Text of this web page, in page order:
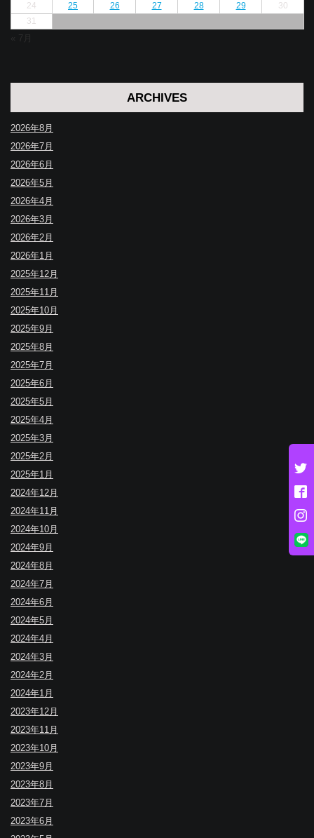
24
25 26 27 28 29
30
31
« 7月
ARCHIVES
2026年8月
2026年7月
2026年6月
2026年5月
2026年4月
2026年3月
2026年2月
2026年1月
2025年12月
2025年11月
2025年10月
2025年9月
2025年8月
2025年7月
2025年6月
2025年5月
2025年4月
2025年3月
2025年2月
2025年1月
2024年12月
2024年11月
2024年10月
2024年9月
2024年8月
2024年7月
2024年6月
2024年5月
2024年4月
2024年3月
2024年2月
2024年1月
2023年12月
2023年11月
2023年10月
2023年9月
2023年8月
2023年7月
2023年6月